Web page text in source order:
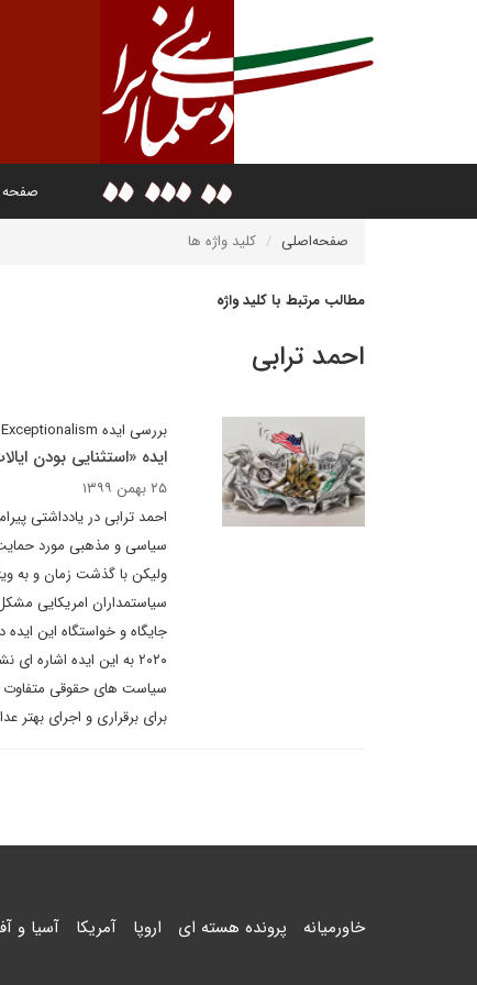
صفحه‌اصلی کلید واژه ها
مطالب مرتبط با کلید واژه
احمد ترابی
بررسی ایده American Exceptionalism در حوزه سیاست و حقوق داخلی امریکا
ایده «استثنایی بودن
۲۵ بهمن ۱۳۹۹
سیاسی و مذهبی مورد
ولیکن با گذشت زمان و به
سیاستمداران امریکایی
جایگاه و خواستگاه این
۲۰۲۰ به این ایده
سیاست های حقوقی متفاوت
برای برقراری و اجرای بهتر
خاورمیانه پرونده هسته ای اروپا آمریکا آسیا و